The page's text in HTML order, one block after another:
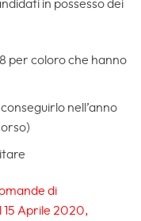
in possesso dei
per coloro che hanno
nell’anno
di
15 Aprile 2020,